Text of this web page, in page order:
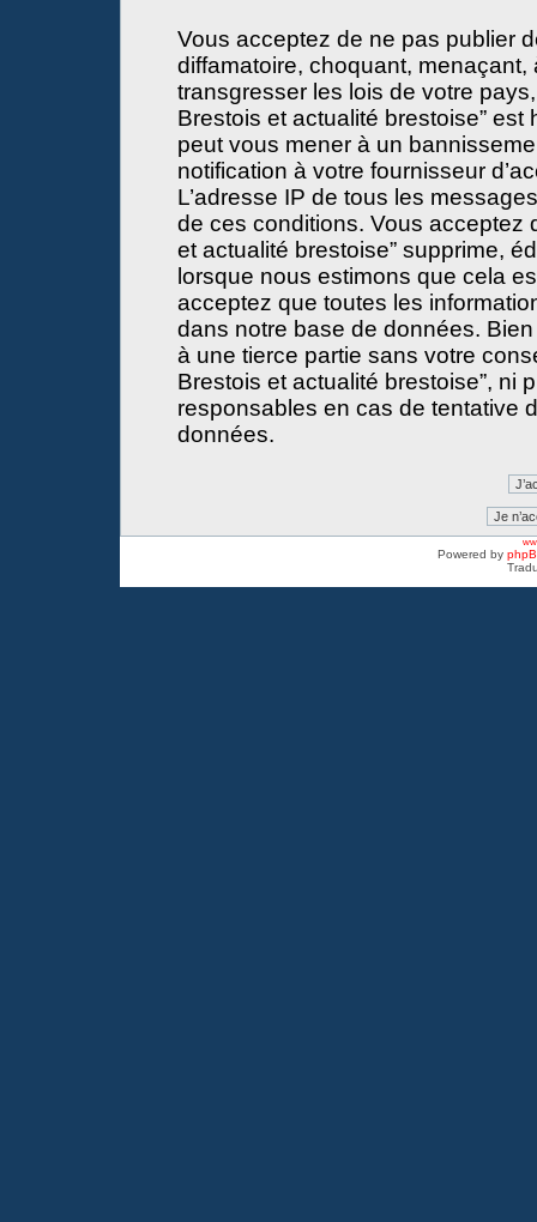
Vous acceptez de ne pas publier
diffamatoire, choquant,
transgresser les lois de votre
Brestois et actualité brestoise”
peut vous mener à un
notification à votre fournisseur
L’adresse IP de tous les
de ces conditions. Vous acceptez
et actualité brestoise” supprime,
lorsque nous estimons que cela
acceptez que toutes les
dans notre base de données.
à une tierce partie sans votre
Brestois et actualité brestoise”, ni
responsables en cas de tentative
données.
Powered by